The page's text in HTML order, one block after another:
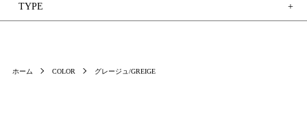
ホーム COLOR グレージュ/GREIGE
TYPE